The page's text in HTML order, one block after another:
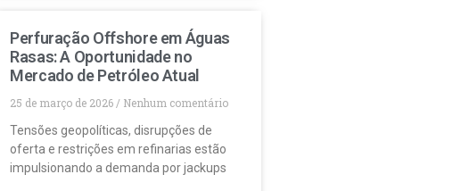
Perfuração Offshore em Águas
Rasas: A Oportunidade no
Mercado de Petróleo Atual
25 de março de 2026
Nenhum comentário
Tensões geopolíticas, disrupções de
oferta e restrições em refinarias estão
impulsionando a demanda por jackups